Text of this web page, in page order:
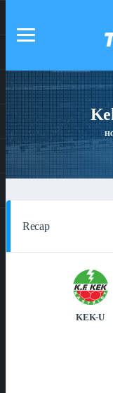
Recap
KEK-U